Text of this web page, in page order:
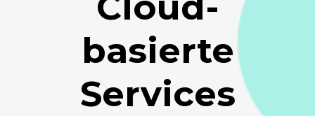
basierte
Services